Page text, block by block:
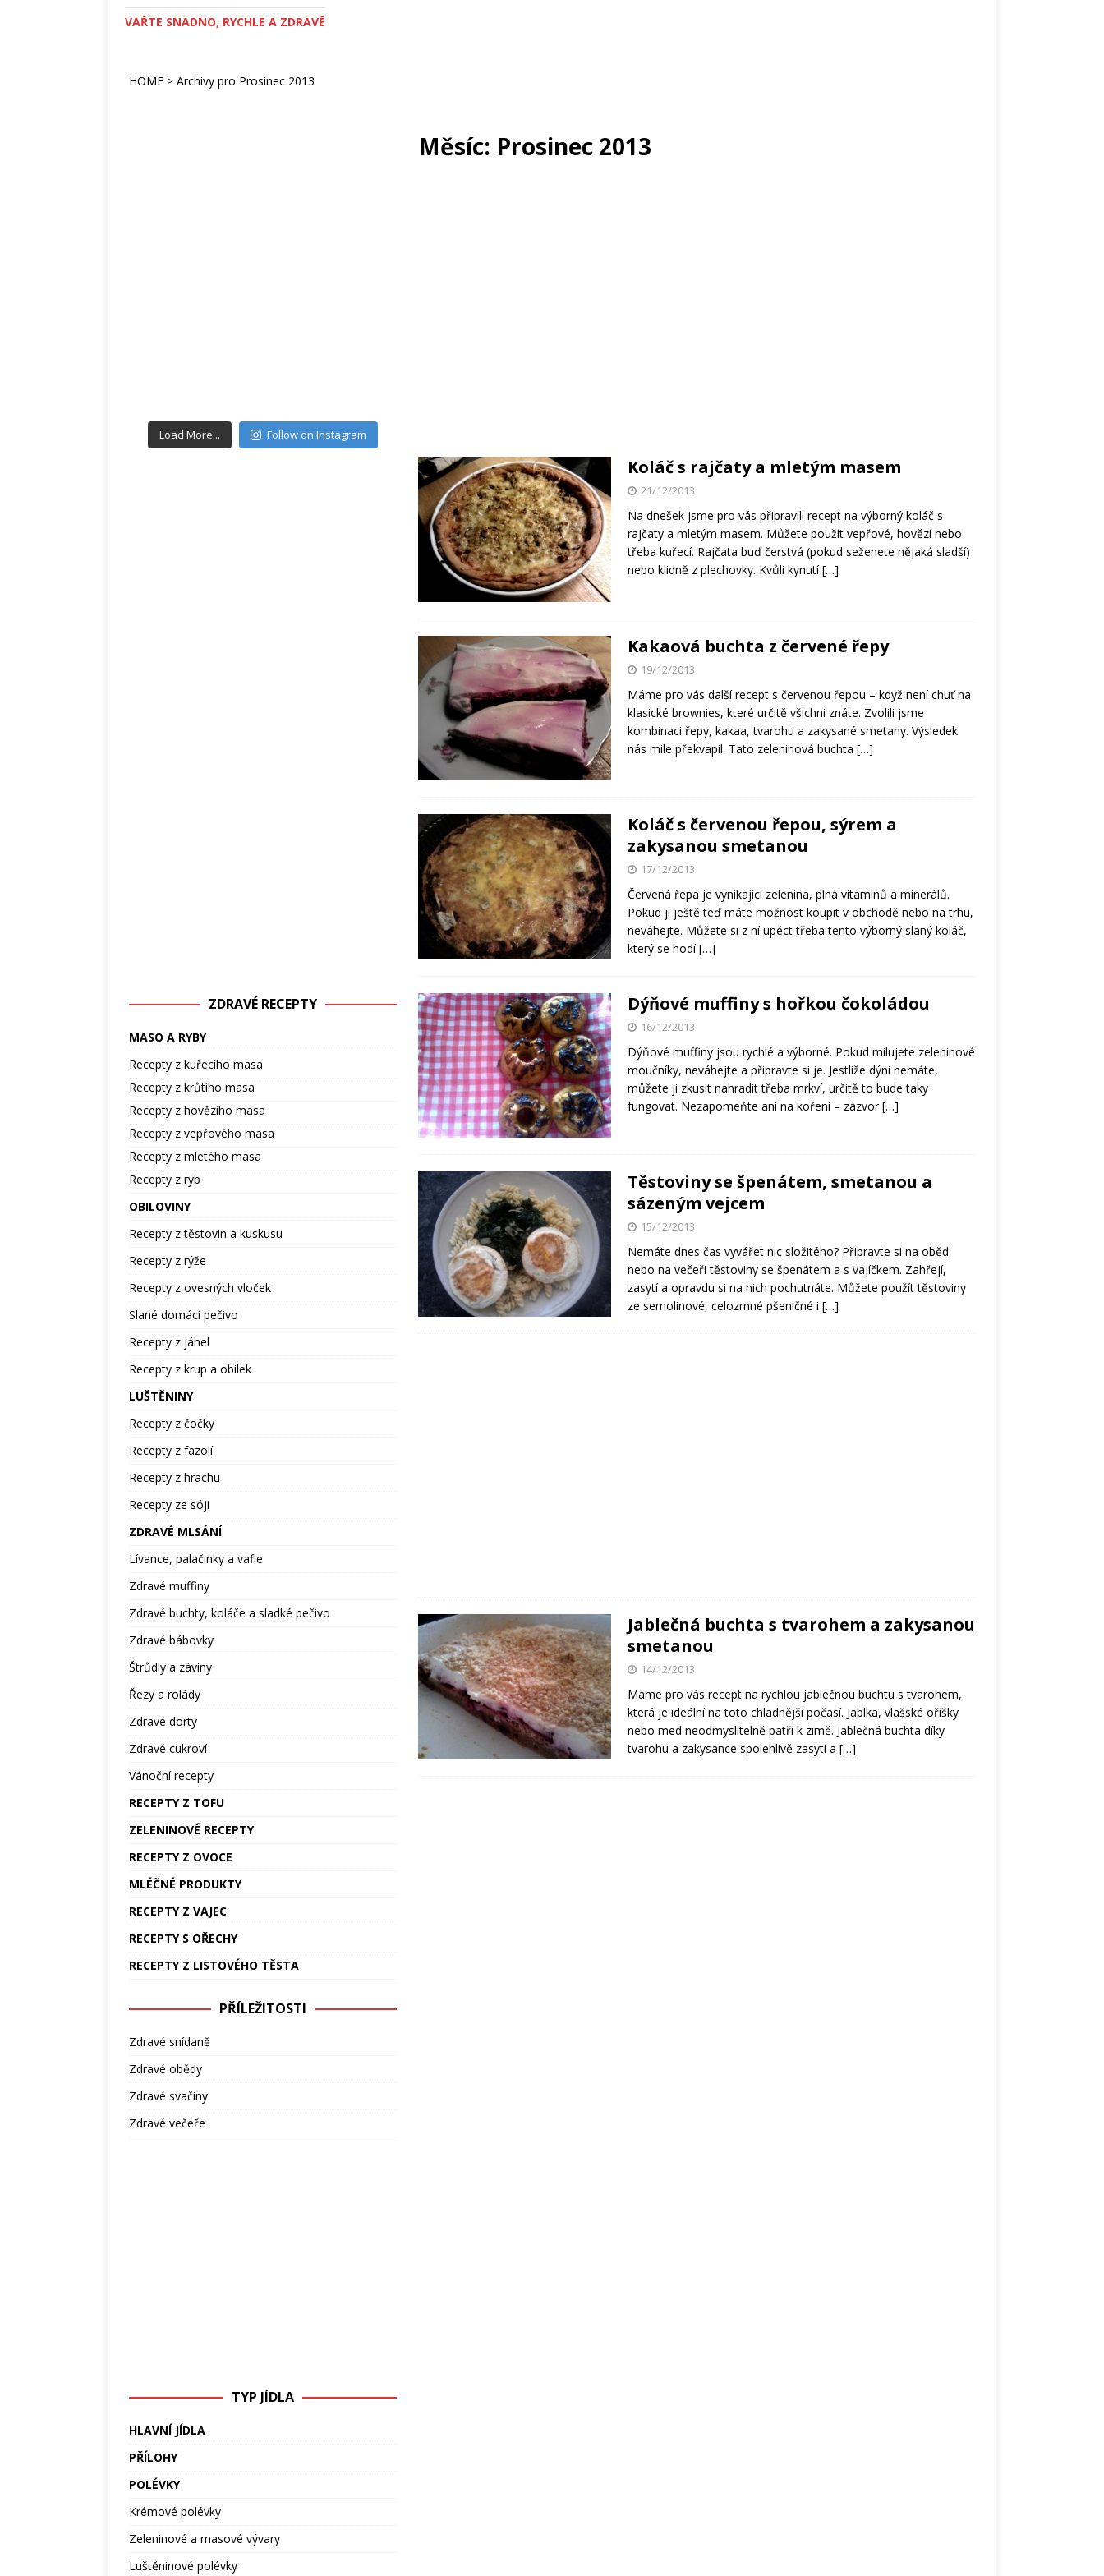
VAŘTE SNADNO, RYCHLE A ZDRAVĚ
HOME > Archivy pro Prosinec 2013
Měsíc: Prosinec 2013
Koláč s rajčaty a mletým masem
21/12/2013
Na dnešek jsme pro vás připravili recept na výborný koláč s
rajčaty a mletým masem. Můžete použít vepřové, hovězí nebo
třeba kuřecí. Rajčata buď čerstvá (pokud seženete nějaká sladší)
nebo klidně z plechovky. Kvůli kynutí[…]
Kakaová buchta z červené řepy
19/12/2013
Máme pro vás další recept s červenou řepou – když není chuť na
klasické brownies, které určitě všichni znáte. Zvolili jsme
kombinaci řepy, kakaa, tvarohu a zakysané smetany. Výsledek
nás mile překvapil. Tato zeleninová buchta […]
Koláč s červenou řepou, sýrem a
zakysanou smetanou
17/12/2013
Červená řepa je vynikající zelenina, plná vitamínů a minerálů.
Pokud ji ještě teď máte možnost koupit v obchodě nebo na trhu,
neváhejte. Můžete si z ní upéct třeba tento výborný slaný koláč,
který se hodí[…]
Dýňové muffiny s hořkou čokoládou
16/12/2013
Dýňové muffiny jsou rychlé a výborné. Pokud milujete zeleninové
moučníky, neváhejte a připravte si je. Jestliže dýni nemáte,
můžete ji zkusit nahradit třeba mrkví, určitě to bude taky
fungovat. Nezapomeňte ani na koření – zázvor[…]
Těstoviny se špenátem, smetanou a
sázeným vejcem
15/12/2013
Nemáte dnes čas vyvářet nic složitého? Připravte si na oběd
nebo na večeři těstoviny se špenátem a s vajíčkem. Zahřejí,
zasytí a opravdu si na nich pochutnáte. Můžete použít těstoviny
ze semolinové, celozrnné pšeničné i […]
Jablečná buchta s tvarohem a zakysanou
smetanou
14/12/2013
Máme pro vás recept na rychlou jablečnou buchtu s tvarohem,
která je ideální na toto chladnější počasí. Jablka, vlašské oříšky
nebo med neodmyslitelně patří k zimě. Jablečná buchta díky
tvarohu a zakysance spolehlivě zasytí a […]
Load More... Follow on Instagram
ZDRAVÉ RECEPTY
MASO A RYBY
Recepty z kuřecího masa
Recepty z krůtího masa
Recepty z hovězího masa
Recepty z vepřového masa
Recepty z mletého masa
Recepty z ryb
OBILOVINY
Recepty z těstovin a kuskusu
Recepty z rýže
Recepty z ovesných vloček
Slané domácí pečivo
Recepty z jáhel
Recepty z krup a obilek
LUŠTĚNINY
Recepty z čočky
Recepty z fazolí
Recepty z hrachu
Recepty ze sóji
ZDRAVÉ MLSÁNÍ
Lívance, palačinky a vafle
Zdravé muffiny
Zdravé buchty, koláče a sladké pečivo
Zdravé bábovky
Štrůdly a záviny
Řezy a rolády
Zdravé dorty
Zdravé cukroví
Vánoční recepty
RECEPTY Z TOFU
ZELENINOVÉ RECEPTY
RECEPTY Z OVOCE
MLÉČNÉ PRODUKTY
RECEPTY Z VAJEC
RECEPTY S OŘECHY
RECEPTY Z LISTOVÉHO TĚSTA
PŘÍLEŽITOSTI
Zdravé snídaně
Zdravé obědy
Zdravé svačiny
Zdravé večeře
TYP JÍDLA
HLAVNÍ JÍDLA
PŘÍLOHY
POLÉVKY
Krémové polévky
Zeleninové a masové vývary
Luštěninové polévky